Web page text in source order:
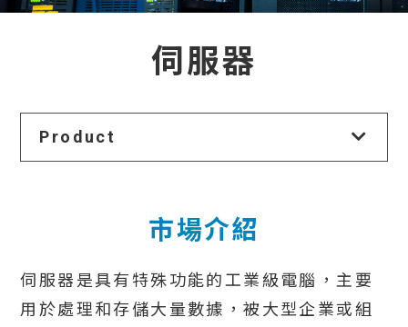
伺服器
Product
市場介紹
伺服器是具有特殊功能的工業級電腦，主要
用於處理和存儲大量數據，被大型企業或組